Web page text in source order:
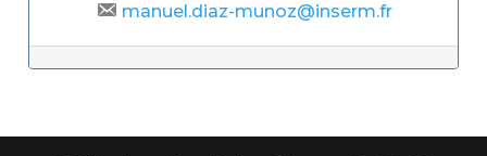
manuel.diaz-munoz@inserm.fr
Post navigation